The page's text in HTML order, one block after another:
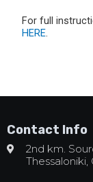
For full
HERE.
Contact Info
2nd km.